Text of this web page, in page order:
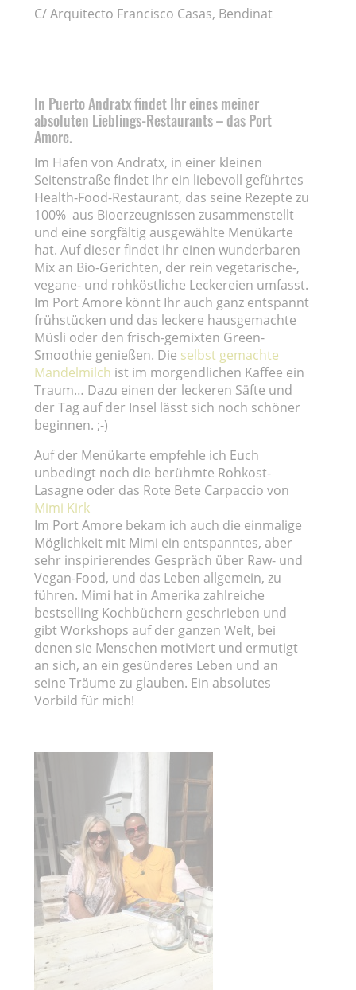
C/ Arquitecto Francisco Casas, Bendinat
In Puerto Andratx findet Ihr eines meiner
absoluten Lieblings-Restaurants – das Port
Amore.
Im Hafen von Andratx, in einer kleinen
Seitenstraße findet Ihr ein liebevoll geführtes
Health-Food-Restaurant, das seine Rezepte zu
100% aus Bioerzeugnissen zusammenstellt
und eine sorgfältig ausgewählte Menükarte
hat. Auf dieser findet ihr einen wunderbaren
Mix an Bio-Gerichten, der rein vegetarische-,
vegane- und rohköstliche Leckereien umfasst.
Im Port Amore könnt Ihr auch ganz entspannt
frühstücken und das leckere hausgemachte
Müsli oder den frisch-gemixten Green-
Smoothie genießen. Die selbst gemachte
Mandelmilch ist im morgendlichen Kaffee ein
Traum… Dazu einen der leckeren Säfte und
der Tag auf der Insel lässt sich noch schöner
beginnen. ;-)
Auf der Menükarte empfehle ich Euch
unbedingt noch die berühmte Rohkost-
Lasagne oder das Rote Bete Carpaccio von
Mimi Kirk
Im Port Amore bekam ich auch die einmalige
Möglichkeit mit Mimi ein entspanntes, aber
sehr inspirierendes Gespräch über Raw- und
Vegan-Food, und das Leben allgemein, zu
führen. Mimi hat in Amerika zahlreiche
bestselling Kochbüchern geschrieben und
gibt Workshops auf der ganzen Welt, bei
denen sie Menschen motiviert und ermutigt
an sich, an ein gesünderes Leben und an
seine Träume zu glauben. Ein absolutes
Vorbild für mich!